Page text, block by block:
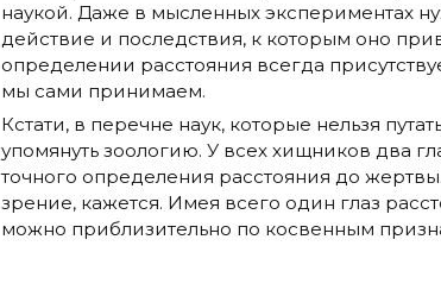
наукой. Даже в мысленных экспериментах
действие и последствия, к которым оно
определении расстояния всегда
мы сами принимаем.
Кстати, в перечне наук, которые нельзя
упомянуть зоологию. У всех хищников два
точного определения расстояния до
зрение, кажется. Имея всего один глаз
можно приблизительно по косвенным